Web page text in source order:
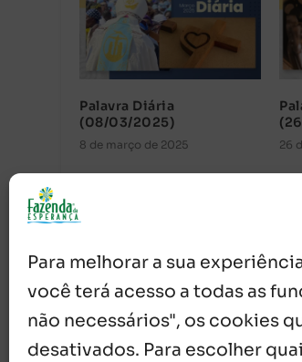
Para melhorar a sua
você terá acesso a todas as
não necessários", os cookies
desativados. Para escolher
Palavra Diária
(08/03/2025)
8 de março de 2025 26